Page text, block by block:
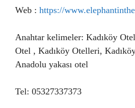
Web : https://
Anahtar kelimeler: Kadıköy
Otel , Kadıköy Otelleri,
Anadolu yakası otel
Tel: 05327337373